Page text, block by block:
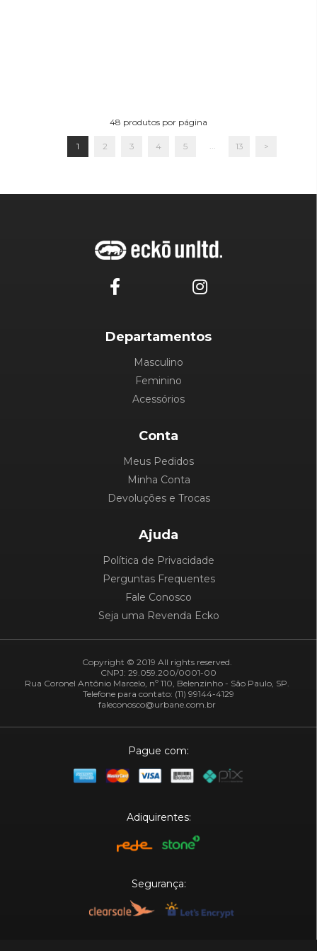
48 produtos por página
1 2 3 4 5 ... 13 >
Departamentos
Masculino
Feminino
Acessórios
Conta
Meus Pedidos
Minha Conta
Devoluções e Trocas
Ajuda
Política de Privacidade
Perguntas Frequentes
Fale Conosco
Seja uma Revenda Ecko
Copyright © 2019 All rights reserved.
CNPJ: 29.059.200/0001-00
Rua Coronel Antônio Marcelo, nº 110, Belenzinho - São Paulo, SP.
Telefone para contato: (11) 99144-4129
faleconosco@urbane.com.br
Pague com:
Adiquirentes:
Segurança: